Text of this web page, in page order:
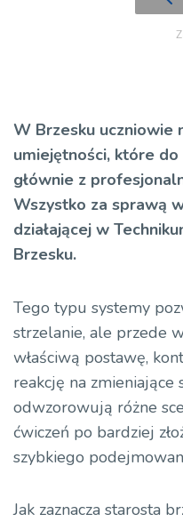
W Brzesku uczniowie
umiejętności, które do
głównie z
Wszystko za sprawą
działającej w
Brzesku.
Tego typu systemy
strzelanie, ale przede
właściwą postawę,
reakcję na
odwzorowują różne
ćwiczeń po bardziej
szybkiego
Jak zaznacza starosta